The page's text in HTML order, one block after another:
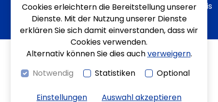
Transparenzhinweis
Cookies erleichtern die Bereitstellung unserer
Dienste. Mit der Nutzung unserer Dienste
erklären Sie sich damit einverstanden, dass wir
Cookies verwenden.
Alternativ können Sie dies auchverweigern.
Notwendig
Statistiken Optional
Einstellungen Auswahl akzeptieren